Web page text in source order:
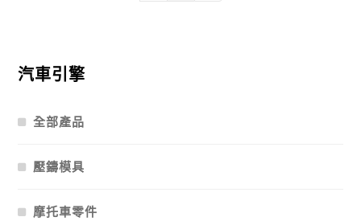
汽車引擎
全部產品
壓鑄模具
摩托車零件